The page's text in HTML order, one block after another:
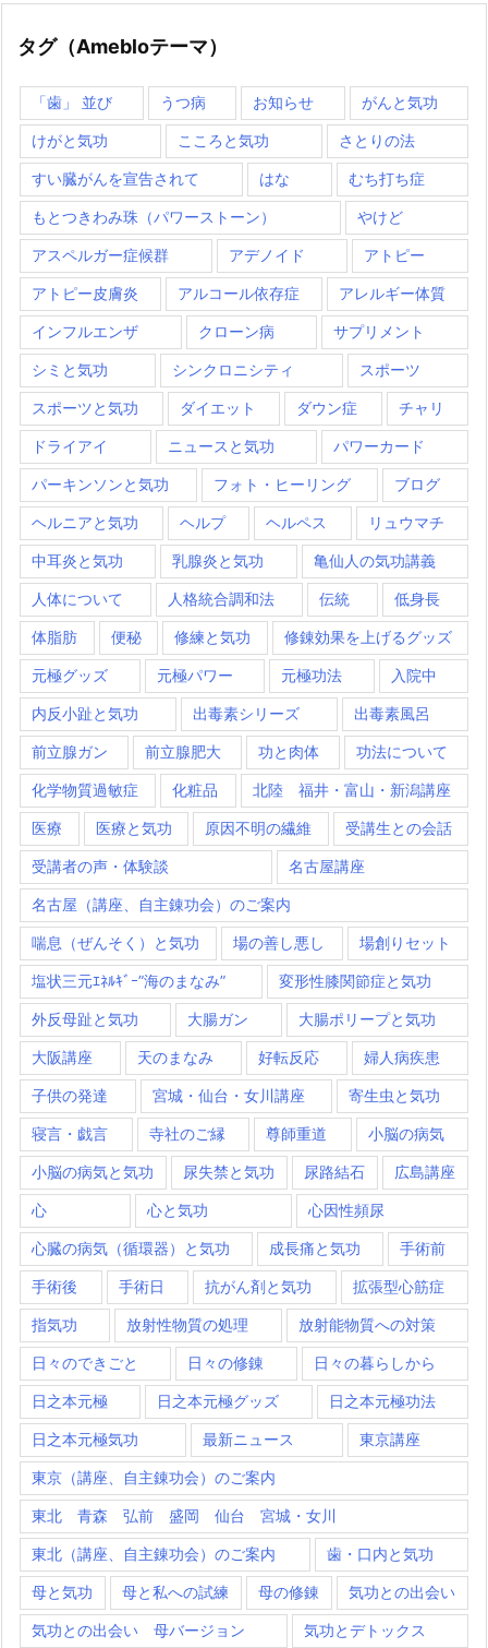
タグ（Amebloテーマ）
「歯」 並び うつ病 お知らせ がんと気功
けがと気功 こころと気功 さとりの法
すい臓がんを宣告されて はな むち打ち症
もとつきわみ珠（パワーストーン） やけど
アスペルガー症候群 アデノイド アトピー
アトピー皮膚炎 アルコール依存症 アレルギー体質
インフルエンザ クローン病 サプリメント
シミと気功 シンクロニシティ スポーツ
スポーツと気功 ダイエット ダウン症 チャリ
ドライアイ ニュースと気功 パワーカード
パーキンソンと気功 フォト・ヒーリング ブログ
ヘルニアと気功 ヘルプ ヘルペス リュウマチ
中耳炎と気功 乳腺炎と気功 亀仙人の気功講義
人体について 人格統合調和法 伝統 低身長
体脂肪 便秘 修練と気功 修錬効果を上げるグッズ
元極グッズ 元極パワー 元極功法 入院中
内反小趾と気功 出毒素シリーズ 出毒素風呂
前立腺ガン 前立腺肥大 功と肉体 功法について
化学物質過敏症 化粧品 北陸 福井・富山・新潟講座
医療 医療と気功 原因不明の繊維 受講生との会話
受講者の声・体験談 名古屋講座
名古屋（講座、自主錬功会）のご案内
喘息（ぜんそく）と気功 場の善し悪し 場創りセット
塩状三元ｴﾈﾙｷﾞｰ”海のまなみ” 変形性膝関節症と気功
外反母趾と気功 大腸ガン 大腸ポリープと気功
大阪講座 天のまなみ 好転反応 婦人病疾患
子供の発達 宮城・仙台・女川講座 寄生虫と気功
寝言・戯言 寺社のご縁 尊師重道 小脳の病気
小脳の病気と気功 尿失禁と気功 尿路結石 広島講座
心 心と気功 心因性頻尿
心臓の病気（循環器）と気功 成長痛と気功 手術前
手術後 手術日 抗がん剤と気功 拡張型心筋症
指気功 放射性物質の処理 放射能物質への対策
日々のできごと 日々の修錬 日々の暮らしから
日之本元極 日之本元極グッズ 日之本元極功法
日之本元極気功 最新ニュース 東京講座
東京（講座、自主錬功会）のご案内
東北 青森 弘前 盛岡 仙台 宮城・女川
東北（講座、自主錬功会）のご案内 歯・口内と気功
母と気功 母と私への試練 母の修錬 気功との出会い
気功との出会い 母バージョン 気功とデトックス